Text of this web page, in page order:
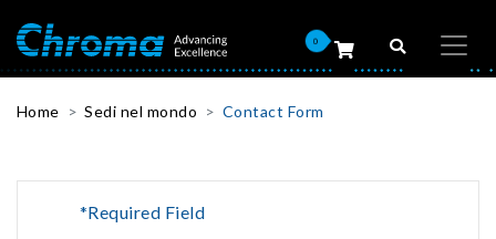
0
Home Sedi nel mondo Contact Form
*Required Field